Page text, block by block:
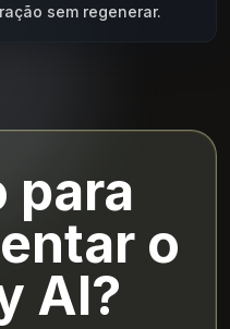
sem regenerar.
para
o
AI?